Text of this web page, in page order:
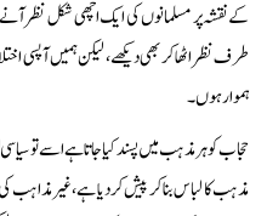
کے نقشہ پر مسلمانوں کی ایک اچھی شکل نظر
طرف نظر اٹھا کر بھی دیکھے ، لیکن ہمیں آپسی
ہموار ہوں ۔
حجاب کو ہر مذہب میں پسند کیا جاتا ہے اسے
مذہب کا لباس بناکر پیش کردیا ہے ، غیرمذاہب